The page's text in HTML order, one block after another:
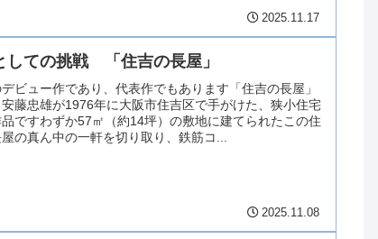
2025.11.17
しての挑戦 「住吉の長屋」
ビュー作であり、代表作でもあります「住吉の長屋」
藤忠雄が1976年に大阪市住吉区で手がけた、狭小住宅
ですわずか57㎡（約14坪）の敷地に建てられたこの住
の真ん中の一軒を切り取り、鉄筋コ...
2025.11.08